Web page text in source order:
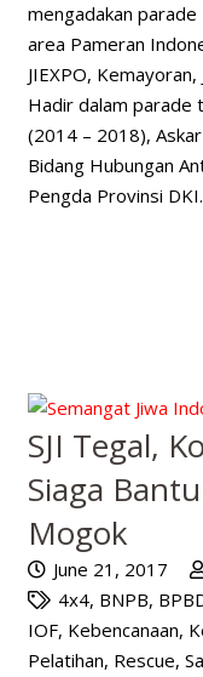
mengadakan
area Pameran
JIEXPO,
Hadir dalam parade
(2014 – 2018),
Bidang Hubungan
Pengda Provinsi
SJI Tegal,
Siaga
Mogok
June 21, 2017
4x4, BNPB,
IOF, Kebencanaan,
Pelatihan, Rescue,